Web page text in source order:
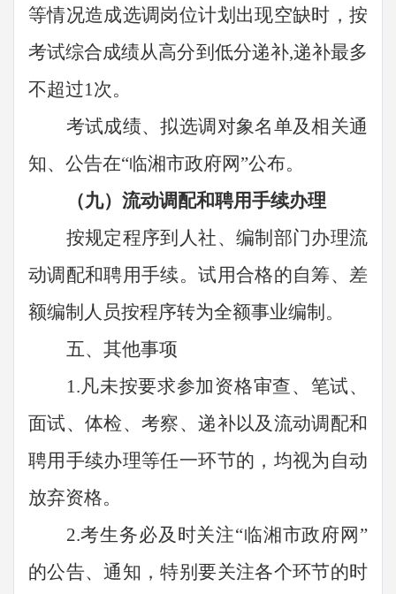
等情况造成选调岗位计划出现空缺时，按
考试综合成绩从高分到低分递补,递补最多
不超过1次。
考试成绩、拟选调对象名单及相关通
知、公告在“临湘市政府网”公布。
（九）流动调配和聘用手续办理
按规定程序到人社、编制部门办理流
动调配和聘用手续。试用合格的自筹、差
额编制人员按程序转为全额事业编制。
五、其他事项
1.凡未按要求参加资格审查、笔试、
面试、体检、考察、递补以及流动调配和
聘用手续办理等任一环节的，均视为自动
放弃资格。
2.考生务必及时关注“临湘市政府网”
的公告、通知，特别要关注各个环节的时